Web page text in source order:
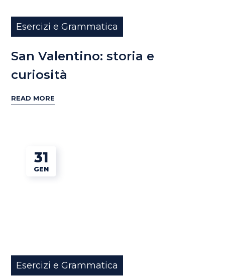
Esercizi e Grammatica
San Valentino: storia e
curiosità
READ MORE
31
GEN
Esercizi e Grammatica